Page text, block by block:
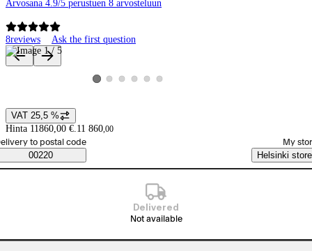
Arvosana 4.9/5 perustuen 8 arvosteluun
8reviews Ask the first question
Product images and videos
View product image 1
View product image 2
View product image 3
View product image 4
View product image 5
View product image 6
Price details
VAT 25,5 %
Hinta 11860,00 €. 11 860,00
Saatavuustiedot
order method
to postal code
00220
My
Helsinki store
Delivered
Not available